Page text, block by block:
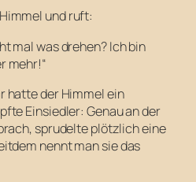
und ruft:
mal was drehen? Ich bin
mehr!“
hatte der Himmel ein
Einsiedler: Genau an der
sprudelte plötzlich eine
nennt man sie das